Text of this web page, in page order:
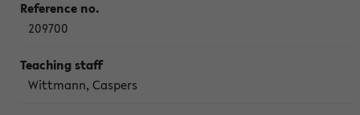
209700
Wittmann, Caspers